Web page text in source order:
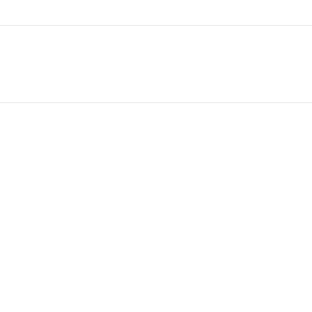
1080p à 60 images par seconde selon le modèle,